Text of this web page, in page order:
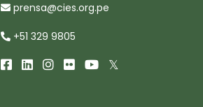
prensa@cies.org.pe
+51 329 9805